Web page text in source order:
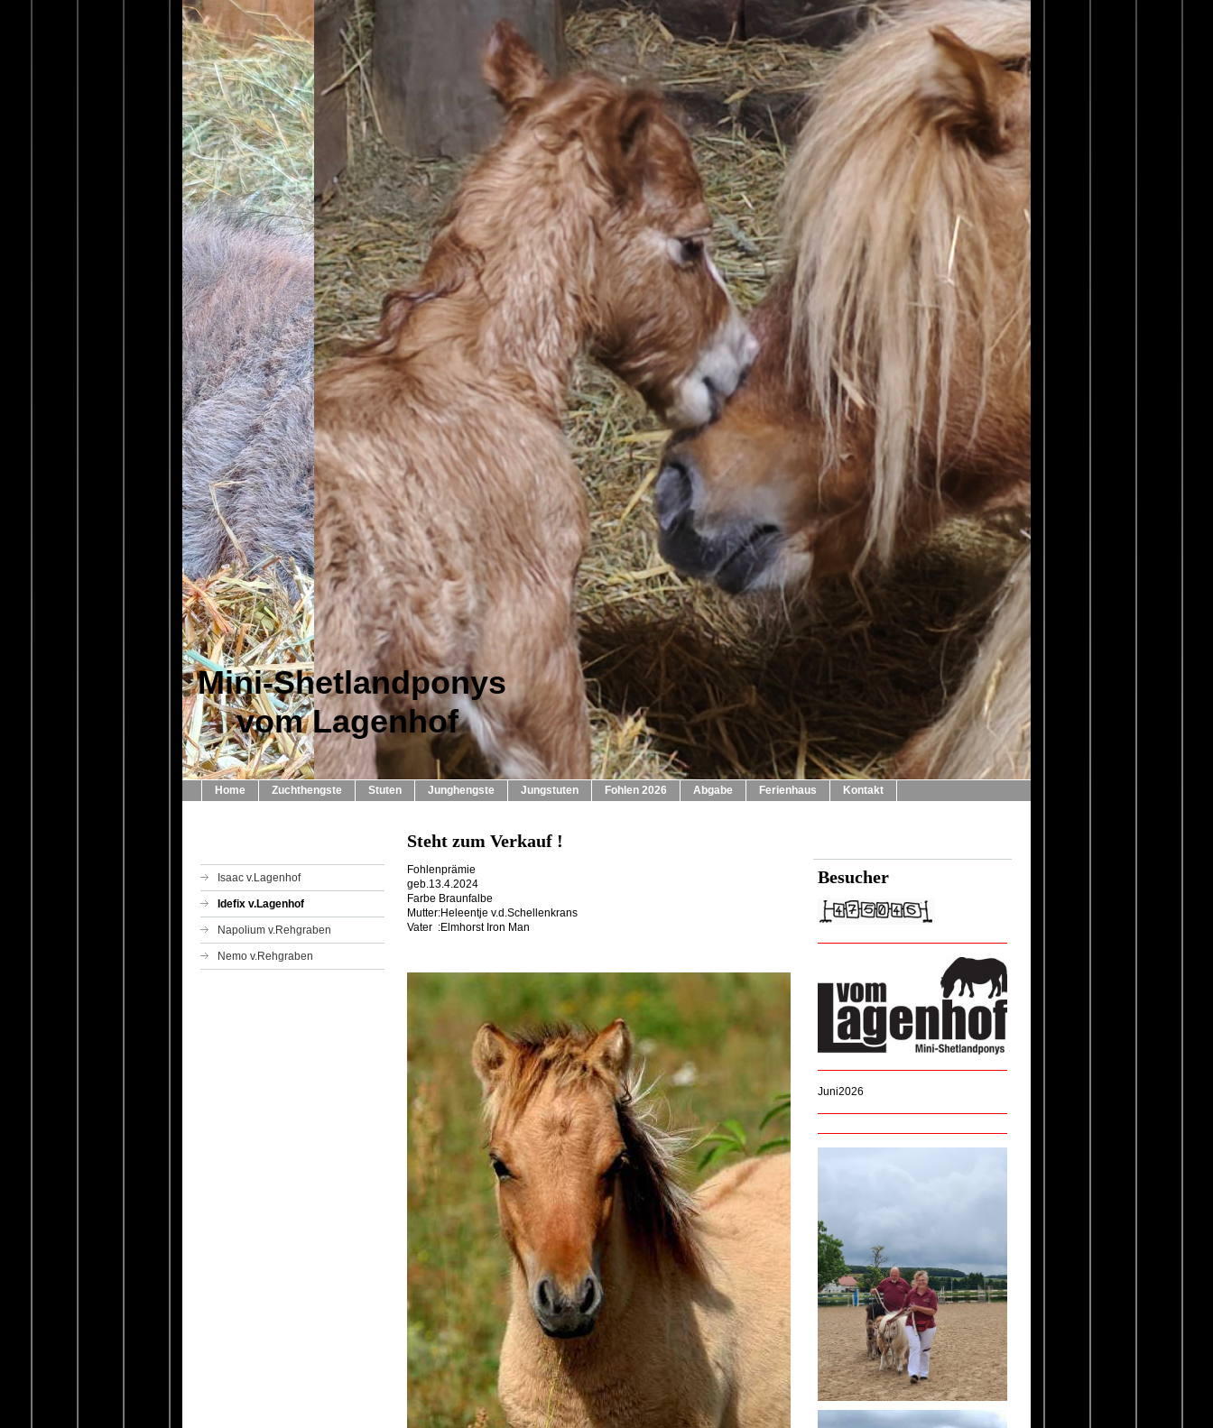
Mini-Shetlandponys
vom Lagenhof
Home Zuchthengste Stuten Junghengste Jungstuten Fohlen 2026 Abgabe Ferienhaus Kontakt
Isaac v.Lagenhof
Idefix v.Lagenhof
Napolium v.Rehgraben
Nemo v.Rehgraben
Steht zum Verkauf !
Fohlenprämie
geb.13.4.2024
Farbe Braunfalbe
Mutter:Heleentje v.d.Schellenkrans
Vater :Elmhorst Iron Man
Besucher
Juni2026